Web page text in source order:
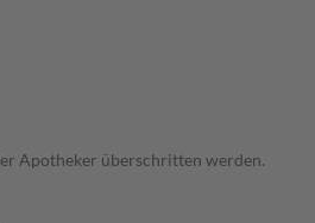
Apotheker überschritten werden.